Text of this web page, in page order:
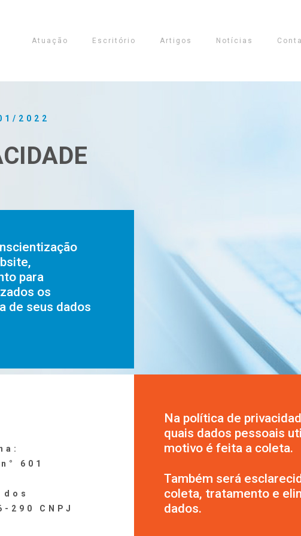
Atuação Escritório Artigos Notícias
2022
para
os
de seus dados
601
290 CNPJ
Na política de
quais dados pessoais
motivo é feita a coleta.
Também será
coleta, tratamento e
dados.